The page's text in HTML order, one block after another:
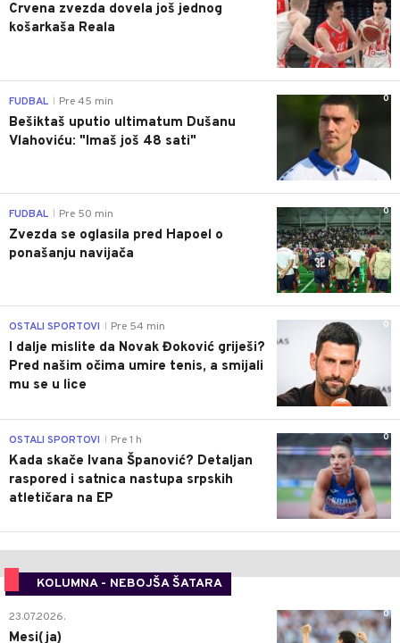
Crvena zvezda dovela još jednog
košarkaša Reala
0
FUDBAL Pre 45 min
Bešiktaš uputio ultimatum Dušanu
Vlahoviću: "Imaš još 48 sati"
0
FUDBAL Pre 50 min
Zvezda se oglasila pred Hapoel o
ponašanju navijača
0
OSTALI SPORTOVI Pre 54 min
I dalje mislite da Novak Đoković griješi?
Pred našim očima umire tenis, a smijali
mu se u lice
0
OSTALI SPORTOVI Pre 1 h
Kada skače Ivana Španović? Detaljan
raspored i satnica nastupa srpskih
atletičara na EP
KOLUMNA - NEBOJŠA ŠATARA
0
23.07.2026.
Mesi(ja)